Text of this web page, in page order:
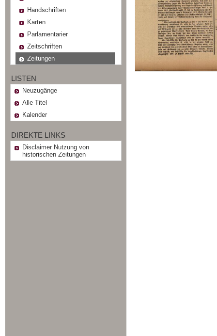
Handschriften
Karten
Parlamentarier
Zeitschriften
Zeitungen
LISTEN
Neuzugänge
Alle Titel
Kalender
DIREKTE LINKS
Disclaimer Nutzung von
historischen Zeitungen